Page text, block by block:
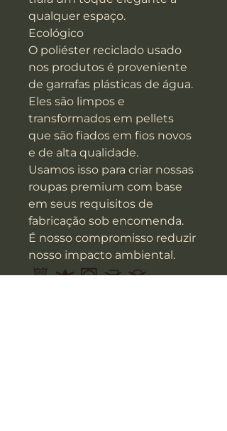
qualquer espaço.
Ecológico
O poliéster reciclado usado
nos produtos é proveniente
de garrafas plásticas de água.
Eles são limpos e
transformados em pellets
que são fiados em fios novos
e de alta qualidade.
Usamos isso para criar nossas
roupas premium com base
em seus requisitos de
fabricação sob encomenda.
É nosso compromisso reduzir
nosso impacto ambiental.